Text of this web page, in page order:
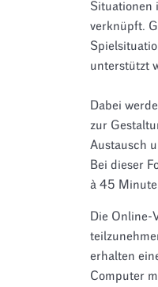
Situationen
verknüpft.
unterstützt
Dabei
zur
Austausch
Bei dieser
à 45
Die Online-
erhalten
Computer